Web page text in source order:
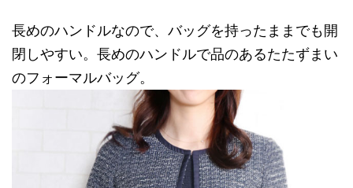
長めのハンドルなので、バッグを持ったままでも開
閉しやすい。長めのハンドルで品のあるたたずまい
のフォーマルバッグ。